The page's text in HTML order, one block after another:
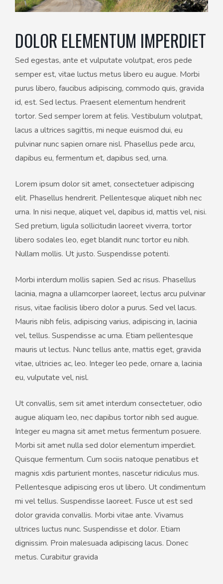
DOLOR ELEMENTUM IMPERDIET
Sed egestas, ante et vulputate volutpat, eros pede
semper est, vitae luctus metus libero eu augue. Morbi
purus libero, faucibus adipiscing, commodo quis, gravida
id, est. Sed lectus. Praesent elementum hendrerit
tortor. Sed semper lorem at felis. Vestibulum volutpat,
lacus a ultrices sagittis, mi neque euismod dui, eu
pulvinar nunc sapien ornare nisl. Phasellus pede arcu,
dapibus eu, fermentum et, dapibus sed, urna.
Lorem ipsum dolor sit amet, consectetuer adipiscing
elit. Phasellus hendrerit. Pellentesque aliquet nibh nec
urna. In nisi neque, aliquet vel, dapibus id, mattis vel, nisi.
Sed pretium, ligula sollicitudin laoreet viverra, tortor
libero sodales leo, eget blandit nunc tortor eu nibh.
Nullam mollis. Ut justo. Suspendisse potenti.
Morbi interdum mollis sapien. Sed ac risus. Phasellus
lacinia, magna a ullamcorper laoreet, lectus arcu pulvinar
risus, vitae facilisis libero dolor a purus. Sed vel lacus.
Mauris nibh felis, adipiscing varius, adipiscing in, lacinia
vel, tellus. Suspendisse ac urna. Etiam pellentesque
mauris ut lectus. Nunc tellus ante, mattis eget, gravida
vitae, ultricies ac, leo. Integer leo pede, ornare a, lacinia
eu, vulputate vel, nisl.
Ut convallis, sem sit amet interdum consectetuer, odio
augue aliquam leo, nec dapibus tortor nibh sed augue.
Integer eu magna sit amet metus fermentum posuere.
Morbi sit amet nulla sed dolor elementum imperdiet.
Quisque fermentum. Cum sociis natoque penatibus et
magnis xdis parturient montes, nascetur ridiculus mus.
Pellentesque adipiscing eros ut libero. Ut condimentum
mi vel tellus. Suspendisse laoreet. Fusce ut est sed
dolor gravida convallis. Morbi vitae ante. Vivamus
ultrices luctus nunc. Suspendisse et dolor. Etiam
dignissim. Proin malesuada adipiscing lacus. Donec
metus. Curabitur gravida